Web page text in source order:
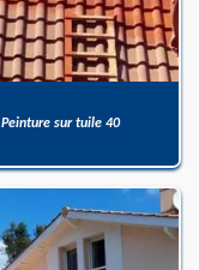
Peinture sur tuile 40